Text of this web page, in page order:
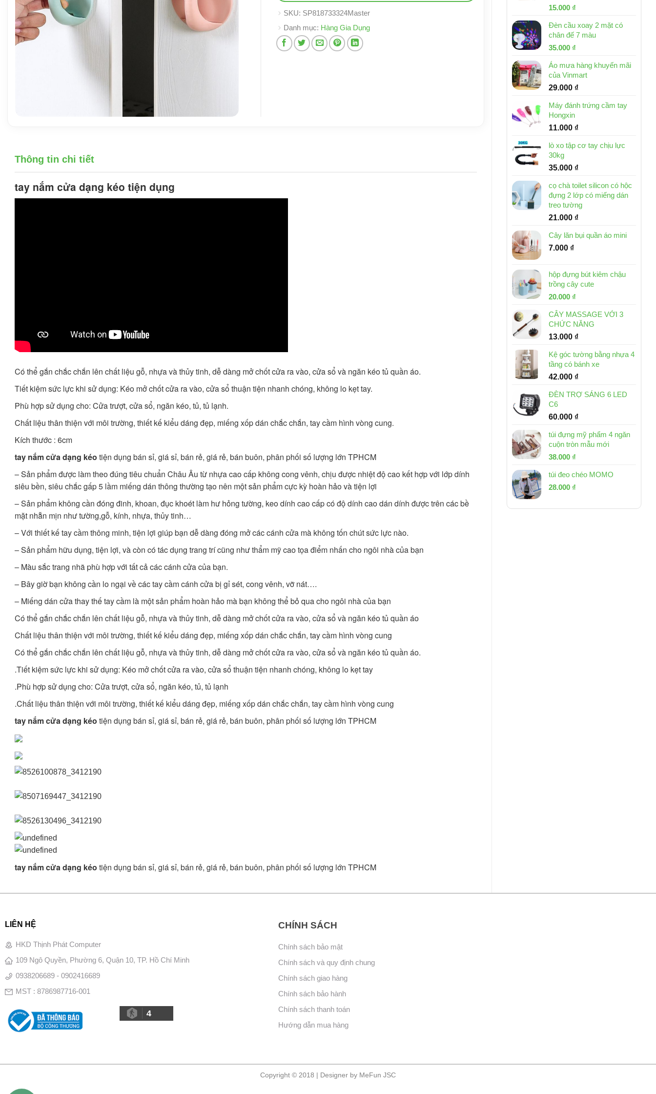
Giá
là:
32.000 ₫.
15.000 ₫
tại
là:
Đèn cầu xoay 2 mặt có
chân đế 7 màu
Giá
là:
46.000 ₫.
35.000 ₫
tại
là:
35.000 ₫.
Áo mưa hàng khuyến mãi
của Vinmart
29.000 ₫
Máy đánh trứng cầm tay
Hongxin
11.000 ₫
lò xo tập cơ tay chịu lực
30kg
35.000 ₫
cọ chà toilet silicon có hộc
đựng 2 lớp có miếng dán
treo tường
21.000 ₫
Cây lăn bụi quần áo mini
7.000 ₫
hộp đựng bút kiêm chậu
trồng cây cute
Giá
là:
30.000 ₫.
20.000 ₫
tại
là:
20.000 ₫.
CÂY MASSAGE VỚI 3
CHỨC NĂNG
13.000 ₫
Kệ góc tường bằng nhựa 4
tầng có bánh xe
42.000 ₫
ĐÈN TRỢ SÁNG 6 LED
C6
60.000 ₫
túi đựng mỹ phẩm 4 ngăn
cuộn tròn mẫu mới
Giá
là:
53.000 ₫.
38.000 ₫
tại
túi đeo chéo MOMO
Giá
là:
28.000 ₫
tại
SKU: SP818733324Master
Danh mục: Hàng Gia Dụng
Thông tin chi tiết
tay nắm cửa dạng kéo tiện dụng
Có thể gắn chắc chắn lên chất liệu gỗ, nhựa và thủy tinh, dễ dàng mở chốt cửa ra vào, cửa sổ và ngăn kéo tủ quần áo.
Tiết kiệm sức lực khi sử dụng: Kéo mở chốt cửa ra vào, cửa sổ thuận tiện nhanh chóng, không lo kẹt tay.
Phù hợp sử dụng cho: Cửa trượt, cửa sổ, ngăn kéo, tủ, tủ lạnh.
Chất liệu thân thiện với môi trường, thiết kế kiểu dáng đẹp, miếng xốp dán chắc chắn, tay cầm hình vòng cung.
Kích thước : 6cm
tay nắm cửa dạng kéo tiện dụng bán sỉ, giá sỉ, bán rẻ, giá rẻ, bán buôn, phân phối số lượng lớn TPHCM
– Sản phẩm được làm theo đúng tiêu chuẩn Châu Âu từ nhựa cao cấp không cong vênh, chịu được nhiệt độ cao kết hợp với lớp dính
siêu bền, siêu chắc gấp 5 lầm miếng dán thông thường tạo nên một sản phẩm cực kỳ hoàn hảo và tiện lợi
– Sản phẩm không cần đóng đinh, khoan, đục khoét làm hư hỏng tường, keo dính cao cấp có độ dính cao dán dính được trên các bề
mặt nhẵn mịn như tường,gỗ, kính, nhựa, thủy tinh…
– Với thiết kế tay cầm thông minh, tiện lợi giúp bạn dễ dàng đóng mở các cánh cửa mà không tốn chút sức lực nào.
– Sản phẩm hữu dụng, tiện lợi, và còn có tác dụng trang trí cũng như thẩm mỹ cao tọa điểm nhấn cho ngôi nhà của bạn
– Màu sắc trang nhã phù hợp với tất cả các cánh cửa của bạn.
– Bây giờ bạn không cần lo ngại về các tay cầm cánh cửa bị gỉ sét, cong vênh, vỡ nát….
– Miếng dán cửa thay thế tay cầm là một sản phẩm hoàn hảo mà bạn không thể bỏ qua cho ngôi nhà của bạn
Có thể gắn chắc chắn lên chất liệu gỗ, nhựa và thủy tinh, dễ dàng mở chốt cửa ra vào, cửa sổ và ngăn kéo tủ quần áo
Chất liệu thân thiện với môi trường, thiết kế kiểu dáng đẹp, miếng xốp dán chắc chắn, tay cầm hình vòng cung
Có thể gắn chắc chắn lên chất liệu gỗ, nhựa và thủy tinh, dễ dàng mở chốt cửa ra vào, cửa sổ và ngăn kéo tủ quần áo.
.Tiết kiệm sức lực khi sử dụng: Kéo mở chốt cửa ra vào, cửa sổ thuận tiện nhanh chóng, không lo kẹt tay
.Phù hợp sử dụng cho: Cửa trượt, cửa sổ, ngăn kéo, tủ, tủ lạnh
.Chất liệu thân thiện với môi trường, thiết kế kiểu dáng đẹp, miếng xốp dán chắc chắn, tay cầm hình vòng cung
tay nắm cửa dạng kéo tiện dụng bán sỉ, giá sỉ, bán rẻ, giá rẻ, bán buôn, phân phối số lượng lớn TPHCM
tay nắm cửa dạng kéo tiện dụng bán sỉ, giá sỉ, bán rẻ, giá rẻ, bán buôn, phân phối số lượng lớn TPHCM
LIÊN HỆ
HKD Thịnh Phát Computer
109 Ngô Quyền, Phường 6, Quận 10, TP. Hồ Chí Minh
0938206689 - 0902416689
MST : 8786987716-001
4
CHÍNH SÁCH
Chính sách bảo mật
Chính sách và quy định chung
Chính sách giao hàng
Chính sách bảo hành
Chính sách thanh toán
Hướng dẫn mua hàng
Copyright © 2018 | Designer by MeFun JSC